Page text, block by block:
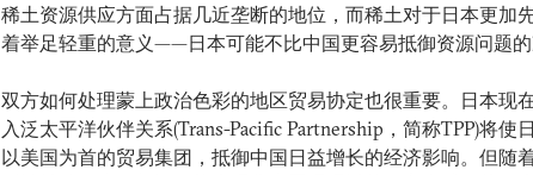
稀土资源供应方面占据几近垄断的地位，而稀土对于日本更加
着举足轻重的意义——日本可能不比中国更容易抵御资源问题的
双方如何处理蒙上政治色彩的地区贸易协定也很重要。日本现
入泛太平洋伙伴关系(Trans-Pacific Partnership，简称TPP)将使
以美国为首的贸易集团，抵御中国日益增长的经济影响。但随